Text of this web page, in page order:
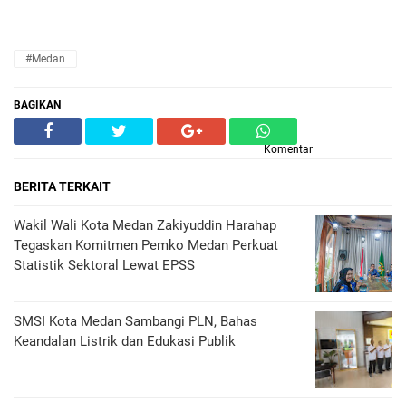
#Medan
BAGIKAN
Komentar
BERITA TERKAIT
Wakil Wali Kota Medan Zakiyuddin Harahap
Tegaskan Komitmen Pemko Medan Perkuat
Statistik Sektoral Lewat EPSS
SMSI Kota Medan Sambangi PLN, Bahas
Keandalan Listrik dan Edukasi Publik